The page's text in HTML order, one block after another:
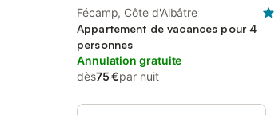
Fécamp, Côte d'Albâtre
Appartement de vacances pour 4
personnes
Annulation gratuite
dès75 €par nuit